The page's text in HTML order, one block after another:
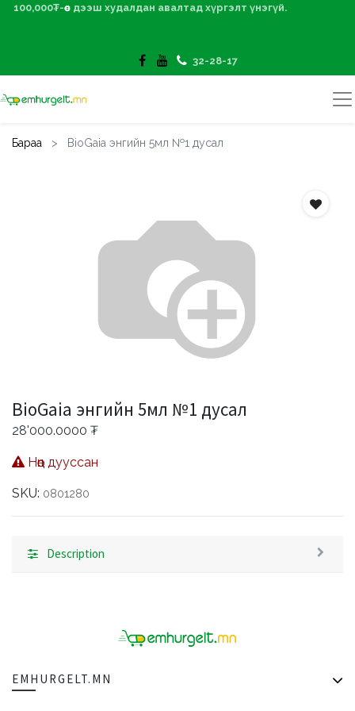
100,000₮-өөс дээш худалдан авалтад хүргэлт үнэгүй.
32-28-17
Бараа BioGaia энгийн 5мл №1 дусал
BioGaia энгийн 5мл №1 дусал
28'000.0000 ₮
Нөөц дууссан
SKU: 0801280
Description
EMHURGELT.MN